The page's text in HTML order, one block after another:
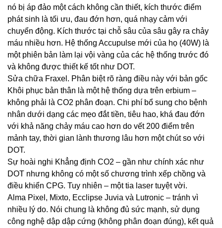
nó bị áp đảo một cách không cần thiết, kích thước điểm
phát sinh là tối ưu, đau đớn hơn, quá nhạy cảm với
chuyển động. Kích thước tại chỗ sâu của sâu gây ra chảy
máu nhiều hơn. Hệ thống Accupulse mới của họ (40W) là
một phiên bản làm lại vội vàng của các hệ thống trước đó
và không được thiết kế tốt như DOT.
Sửa chữa Fraxel. Phân biệt rõ ràng điều này với bản gốc
Khôi phục bản thân là một hệ thống dựa trên erbium –
không phải là CO2 phân đoạn. Chi phí bổ sung cho bệnh
nhân dưới dạng các mẹo đắt tiền, tiêu hao, khá đau đớn
với khả năng chảy máu cao hơn do vết 200 điểm trên
mảnh tay, thời gian lành thương lâu hơn một chút so với
DOT.
Sự hoài nghi Khẳng định CO2 – gần như chính xác như
DOT nhưng không có một số chương trình xếp chồng và
điều khiển CPG. Tuy nhiên – một tia laser tuyệt vời.
Alma Pixel, Mixto, Ecclipse Juvia và Lutronic – tránh vì
nhiều lý do. Nói chung là không đủ sức mạnh, sử dụng
công nghệ dập dập cứng (không phân đoạn đúng), kết quả